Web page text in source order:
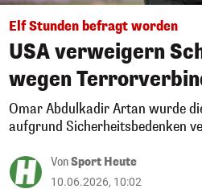
Elf Stunden befragt worden
USA verweigern
wegen
Omar Abdulkadir Artan wurde
aufgrund Sicherheitsbedenken
VonSport Heute
10.06.2026, 10:02